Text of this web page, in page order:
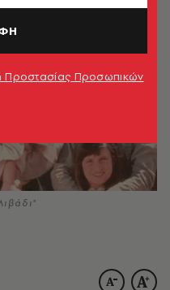
Προστασίας Προσωπικών